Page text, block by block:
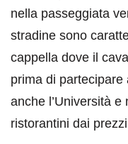
nella passeggiata
stradine sono
cappella dove il
prima di
anche l’Università
ristorantini dai